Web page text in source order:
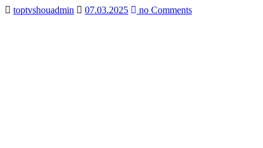
toptvshouadmin 07.03.2025 no Comments